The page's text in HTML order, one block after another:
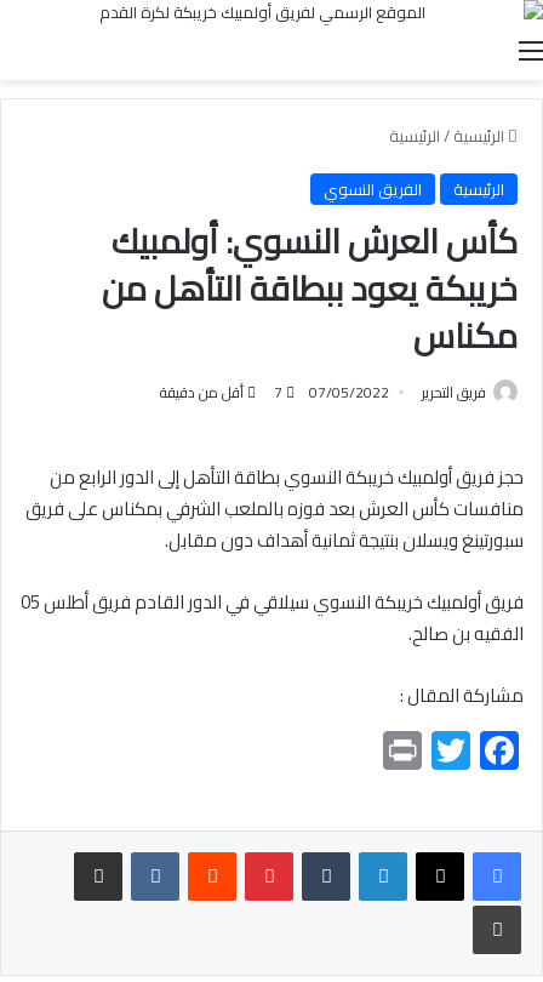
القائمة
الرئيسية/الرئيسية
الرئيسية
الفريق النسوي
كأس العرش النسوي: أولمبيك
خريبكة يعود ببطاقة التأهل من
مكناس
فريق التحرير 07/05/2022
7 أقل من دقيقة
حجز فريق أولمبيك خريبكة النسوي بطاقة التأهل إلى الدور الرابع من
منافسات كأس العرش بعد فوزه بالملعب الشرفي بمكناس على فريق
سبورتينغ ويسلان بنتيجة ثمانية أهداف دون مقابل.
فريق أولمبيك خريبكة النسوي سيلاقي في الدور القادم فريق أطلس 05
الفقيه بن صالح.
مشاركة المقال :
F
ac
e
b
o
ok
T
wi
tt
er
t لينكدإن بينتيريست
مشاركة عبر البريد
طباعة